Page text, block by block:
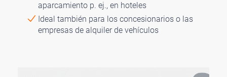
aparcamiento p. ej., en hoteles
Ideal también para los concesionarios o las
empresas de alquiler de vehículos